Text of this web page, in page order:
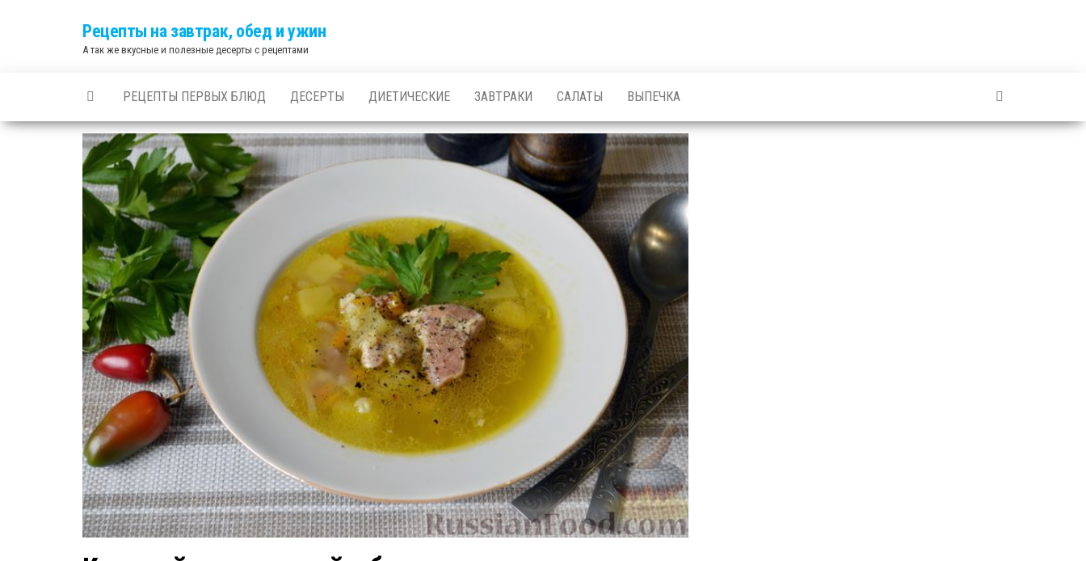
Рецепты на завтрак, обед и ужин
А так же вкусные и полезные десерты с рецептами
РЕЦЕПТЫ ПЕРВЫХ БЛЮД ДЕСЕРТЫ ДИЕТИЧЕСКИЕ ЗАВТРАКИ САЛАТЫ ВЫПЕЧКА